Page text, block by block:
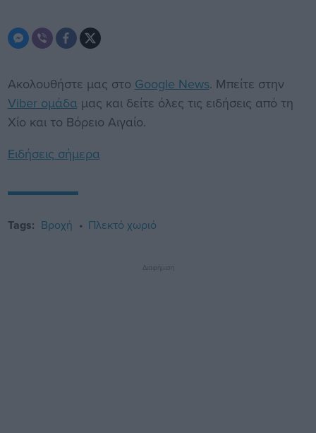
Ακολουθήστε μας στο Google News. Μπείτε στην
Viber ομάδα μας και δείτε όλες τις ειδήσεις από τη
Χίο και το Βόρειο Αιγαίο.
Ειδήσεις σήμερα
Tags: Βροχή Πλεκτό χωριό
Διαφήμιση